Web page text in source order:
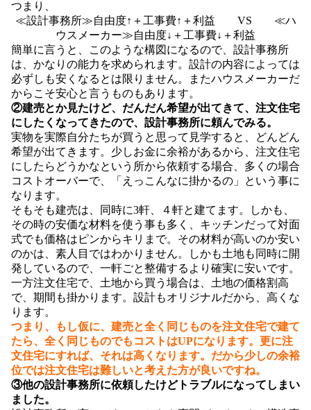
つまり、
≪設計事務所≫自由度↑＋工事費↑＋利益 VS ≪ハ
ウスメーカー≫自由度↓＋工事費↓＋利益
簡単に言うと、このような構図になるので、設計事務所
は、かなりの能力を求められます。設計の内容によっては
必ずしも安くなるとは限りません。またハウスメーカーだ
からこそ安心と言うものもあります。
②建売とか見たけど、だんだん希望が出てきて、注文住宅
にしたくなってきたので、設計事務所に頼んでみる。
実物を実際自分たちが買うと思って見学すると、どんどん
希望が出てきます。少しお金に余裕があるから、注文住宅
にしたらどうかなという所から依頼する場合、多くの場合
コストオーバーで、「えっこんなに掛かるの」という事に
なります。
そもそも建売は、同時に3軒、４軒と建てます。しかも、
その時の安価な材料を使う事も多く、キッチンだって対面
式でも価格はピンからキリまで。その材料が高いのか安い
のかは、素人目ではわかりません。しかも土地も同時に開
発しているので、一軒ごと整備するより確実に安いです。
一方注文住宅で、土地から買う場合は、土地の価格割高
で、期間も掛かります。設計もオリジナルだから、高くな
ります。
つまり、もし仮に、建売と全く同じものを注文住宅で建て
たら、全く同じものでもコストはUPになります。更に注
文住宅にすれば、それは高くなります。だから少しの余裕
位では注文住宅は難しいと考えた方が良いですね。
③他の設計事務所に依頼したけどトラブルになってしまい
ました。